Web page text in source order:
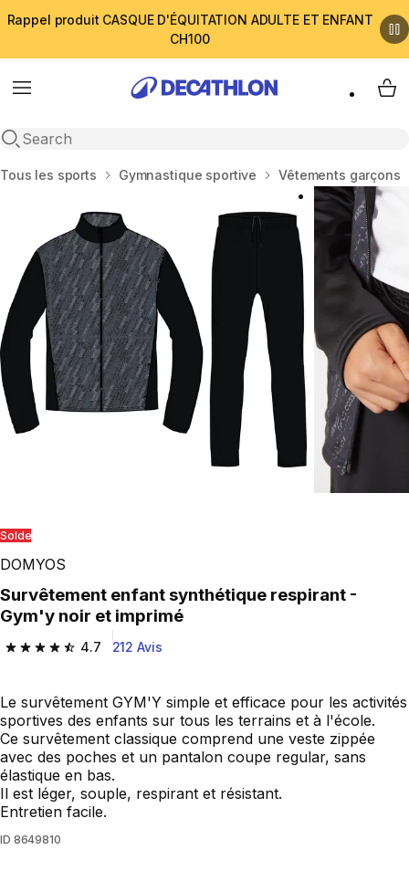
Rappel produit CASQUE D'ÉQUITATION ADULTE ET ENFANT
CH100
Menu
Open search
My
Accueil
Tous les sports Gymnastique sportive Vêtements garçons
Solde
DOMYOS
Survêtement enfant synthétique respirant -
Gym'y noir et imprimé
4.7
4.7 out of 5 stars from 212 reviews
212 Avis
Le survêtement GYM'Y simple et efficace pour les activités
sportives des enfants sur tous les terrains et à l'école.
Ce survêtement classique comprend une veste zippée
avec des poches et un pantalon coupe regular, sans
élastique en bas.
Il est léger, souple, respirant et résistant.
Entretien facile.
ID 8649810